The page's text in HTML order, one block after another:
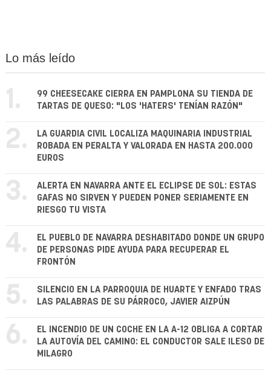
Lo más leído
1.
99 CHEESECAKE CIERRA EN PAMPLONA SU TIENDA DE
TARTAS DE QUESO: "LOS 'HATERS' TENÍAN RAZÓN"
2.
LA GUARDIA CIVIL LOCALIZA MAQUINARIA INDUSTRIAL
ROBADA EN PERALTA Y VALORADA EN HASTA 200.000
EUROS
3.
ALERTA EN NAVARRA ANTE EL ECLIPSE DE SOL: ESTAS
GAFAS NO SIRVEN Y PUEDEN PONER SERIAMENTE EN
RIESGO TU VISTA
4.
EL PUEBLO DE NAVARRA DESHABITADO DONDE UN GRUPO
DE PERSONAS PIDE AYUDA PARA RECUPERAR EL
FRONTÓN
5.
SILENCIO EN LA PARROQUIA DE HUARTE Y ENFADO TRAS
LAS PALABRAS DE SU PÁRROCO, JAVIER AIZPÚN
6.
EL INCENDIO DE UN COCHE EN LA A-12 OBLIGA A CORTAR
LA AUTOVÍA DEL CAMINO: EL CONDUCTOR SALE ILESO DE
MILAGRO